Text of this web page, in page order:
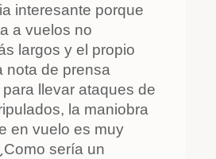
interesante porque
a vuelos no
largos y el propio
nota de prensa
llevar ataques de
la maniobra
en vuelo es muy
sería un